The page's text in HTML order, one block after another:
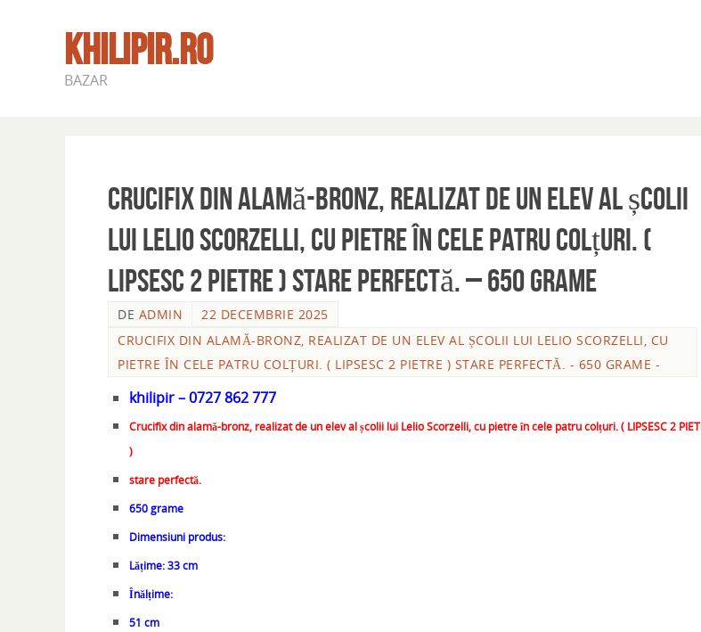
KHILIPIR.RO
BAZAR
Crucifix din alamă-bronz, realizat de un elev al școlii
lui Lelio Scorzelli, cu pietre în cele patru colțuri. (
LIPSESC 2 PIETRE ) stare perfectă. – 650 grame
DE ADMIN
22 DECEMBRIE 2025
CRUCIFIX DIN ALAMĂ-BRONZ, REALIZAT DE UN ELEV AL ȘCOLII LUI LELIO SCORZELLI, CU
PIETRE ÎN CELE PATRU COLȚURI. ( LIPSESC 2 PIETRE ) STARE PERFECTĂ. - 650 GRAME -
khilipir – 0727 862 777
Crucifix din alamă-bronz, realizat de un elev al școlii lui Lelio Scorzelli, cu pietre în cele patru colțuri. ( LIPSESC 2
)
stare perfectă.
650 grame
Dimensiuni produs:
Lățime: 33 cm
Înălțime:
51 cm